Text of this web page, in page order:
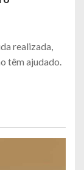
realizada,
têm ajudado.